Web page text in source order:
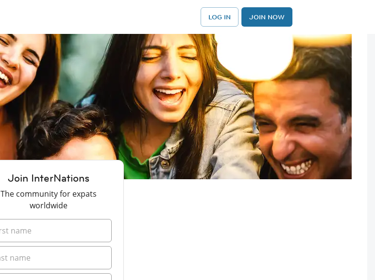
LOG IN JOIN NOW
Join InterNations
The community for expats
worldwide